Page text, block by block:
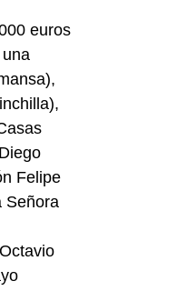
euros
Felipe
Señora